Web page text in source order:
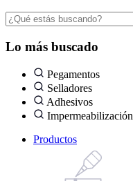
Lo más buscado
Pegamentos
Selladores
Adhesivos
Impermeabilización
Productos